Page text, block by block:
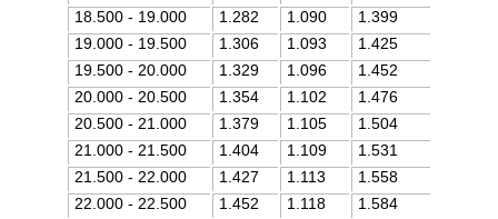
18.500 - 19.000
1.282 1.090
1.399
19.000 - 19.500
1.306 1.093
1.425
19.500 - 20.000
1.329 1.096
1.452
20.000 - 20.500
1.354 1.102
1.476
20.500 - 21.000
1.379 1.105
1.504
21.000 - 21.500
1.404 1.109
1.531
21.500 - 22.000
1.427 1.113
1.558
22.000 - 22.500
1.452 1.118
1.584